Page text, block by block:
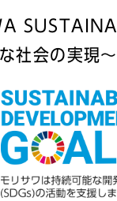
社会の実現～